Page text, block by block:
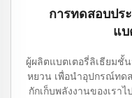
การทดสอบปร
แบ
ผู้ผลิตแบตเตอรี่ลิเธียมชั้
หยวน เพื่อนำอุปกรณ์ทด
กักเก็บพลังงานของเรา